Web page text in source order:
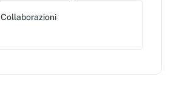
Collaborazioni